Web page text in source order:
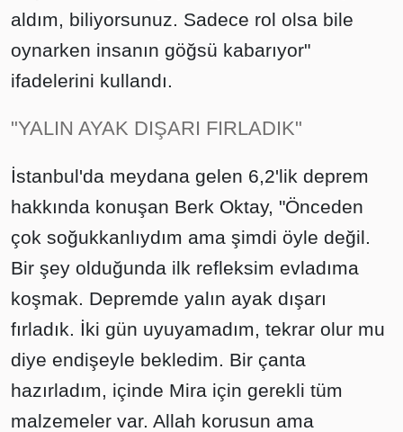
aldım, biliyorsunuz. Sadece rol olsa bile
oynarken insanın göğsü kabarıyor"
ifadelerini kullandı.
"YALIN AYAK DIŞARI FIRLADIK"
İstanbul'da meydana gelen 6,2'lik deprem
hakkında konuşan Berk Oktay, "Önceden
çok soğukkanlıydım ama şimdi öyle değil.
Bir şey olduğunda ilk refleksim evladıma
koşmak. Depremde yalın ayak dışarı
fırladık. İki gün uyuyamadım, tekrar olur mu
diye endişeyle bekledim. Bir çanta
hazırladım, içinde Mira için gerekli tüm
malzemeler var. Allah korusun ama